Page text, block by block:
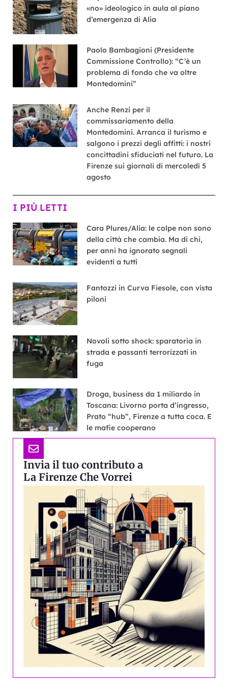
«no» ideologico in aula al piano
d’emergenza di Alia
Paolo Bambagioni (Presidente
Commissione Controllo): “C’è un
problema di fondo che va oltre
Montedomini”
Anche Renzi per il
commissariamento della
Montedomini. Arranca il turismo e
salgono i prezzi degli affitti: i nostri
concittadini sfiduciati nel futuro. La
Firenze sui giornali di mercoledì 5
agosto
I PIÙ LETTI
Cara Plures/Alia: le colpe non sono
della città che cambia. Ma di chi,
per anni ha ignorato segnali
evidenti a tutti
Fantozzi in Curva Fiesole, con vista
piloni
Novoli sotto shock: sparatoria in
strada e passanti terrorizzati in
fuga
Droga, business da 1 miliardo in
Toscana: Livorno porta d’ingresso,
Prato “hub”, Firenze a tutta coca. E
le mafie cooperano
Invia il tuo contributo a
La Firenze Che Vorrei